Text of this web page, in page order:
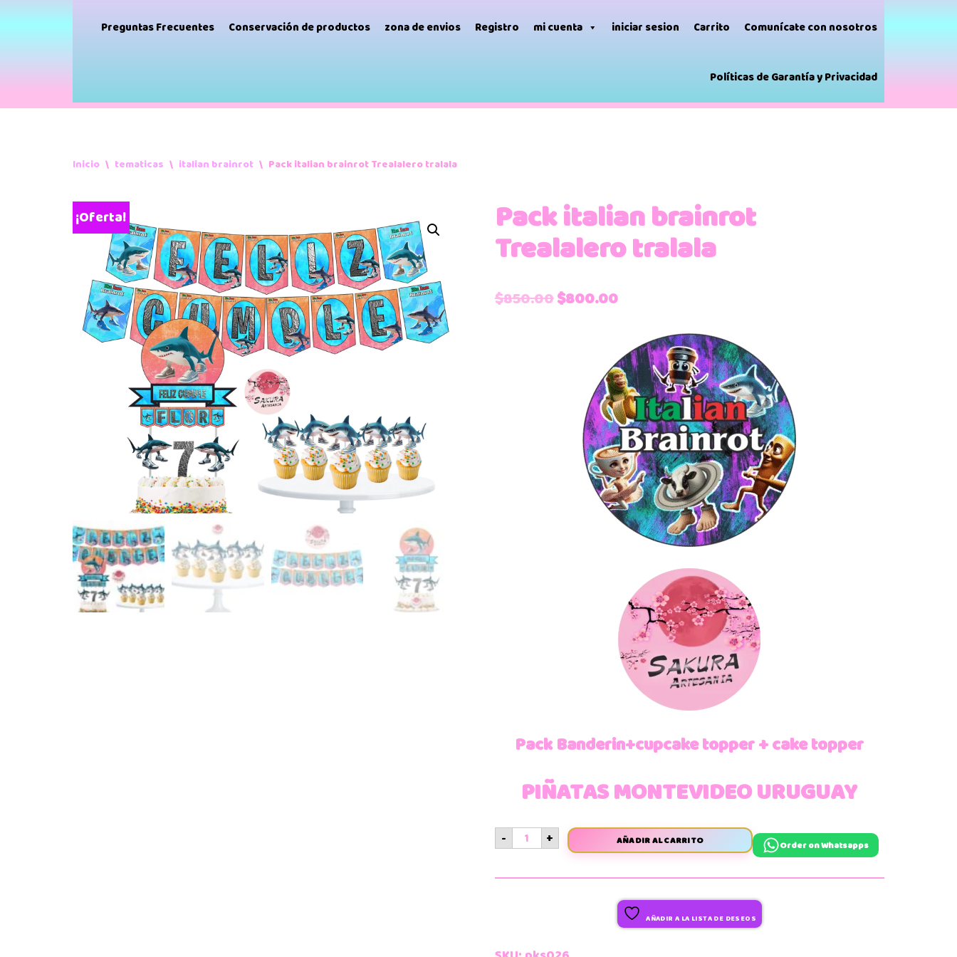
Preguntas Frecuentes Conservación de productos zona de envios Registro mi cuenta iniciar sesion Carrito Comunícate con nosotros
Políticas de Garantía y Privacidad
Inicio \ tematicas \ italian brainrot \ Pack italian brainrot Trealalero tralala
¡Oferta! Pack italian brainrot
Trealalero tralala
$850.00$800.00
Pack Banderin+cupcake topper + cake topper
PIÑATAS MONTEVIDEO URUGUAY
- + AÑADIR AL CARRITO Order on Whatsapps
AÑADIR A LA LISTA DE DESEOS